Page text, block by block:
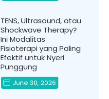
TENS, Ultrasound, atau
Shockwave Therapy?
Ini Modalitas
Fisioterapi yang Paling
Efektif untuk Nyeri
Punggung
June 30, 2026